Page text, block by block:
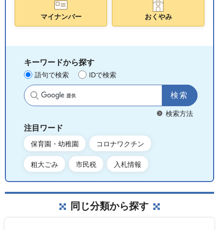
マイナンバー おくやみ
キーワードから探す
語句で検索 IDで検索
サイト内検索
検索方法
注目ワード
保育園・幼稚園 コロナワクチン
粗大ごみ 市民税 入札情報
同じ分類から探す